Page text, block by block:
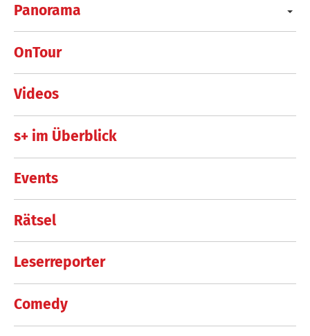
Panorama
OnTour
Videos
s+ im Überblick
Events
Rätsel
Leserreporter
Comedy